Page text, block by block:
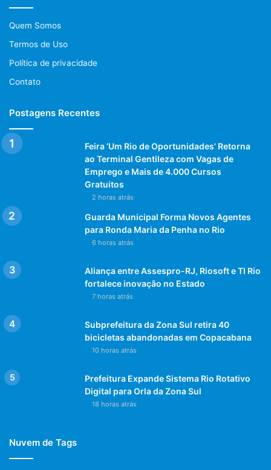
Quem Somos
Termos de Uso
Política de privacidade
Contato
Postagens Recentes
Feira ‘Um Rio de Oportunidades’ Retorna
ao Terminal Gentileza com Vagas de
Emprego e Mais de 4.000 Cursos
Gratuitos
2 horas atrás
Guarda Municipal Forma Novos Agentes
para Ronda Maria da Penha no Rio
6 horas atrás
Aliança entre Assespro-RJ, Riosoft e TI Rio
fortalece inovação no Estado
7 horas atrás
Subprefeitura da Zona Sul retira 40
bicicletas abandonadas em Copacabana
10 horas atrás
Prefeitura Expande Sistema Rio Rotativo
Digital para Orla da Zona Sul
18 horas atrás
Nuvem de Tags